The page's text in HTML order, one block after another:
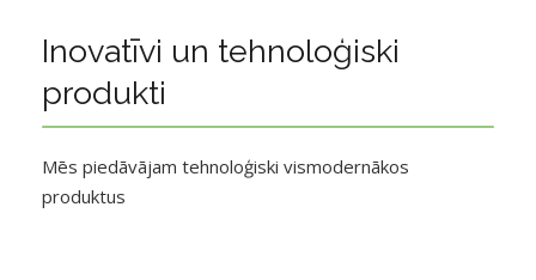
Inovatīvi un tehnoloģiski
produkti
Mēs piedāvājam tehnoloģiski vismodernākos
produktus